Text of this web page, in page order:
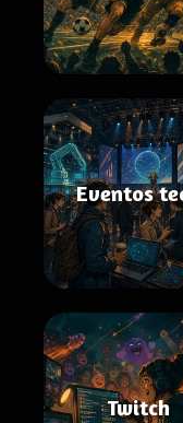
Eventos
Twitch